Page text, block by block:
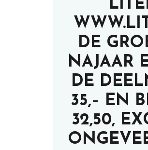
DE
NAJAAR
DE
35,– EN
32,50,